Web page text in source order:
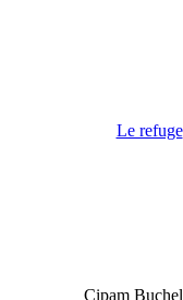
Le refuge
Cipam